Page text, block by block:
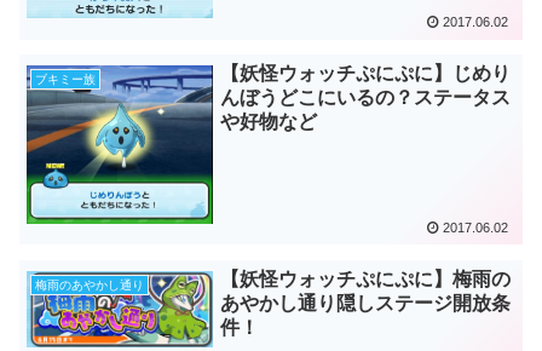
2017.06.02
ブキミー族
【妖怪ウォッチぷにぷに】じめり
んぼうどこにいるの？ステータス
や好物など
2017.06.02
梅雨のあやかし通り
【妖怪ウォッチぷにぷに】梅雨の
あやかし通り隠しステージ開放条
件！